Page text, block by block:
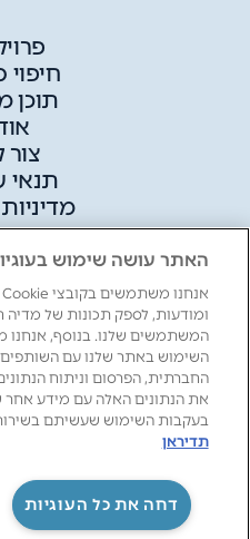
חיפוי
תוכן
תנאי
האתר עושה שימוש
ומודעות, לספק תכונות של
המשתמשים שלנו. בנוסף, אנחנו
השימוש באתר שלנו עם
החברתית, הפרסום וניתוח
את הנתונים האלה עם מידע
בעקבות השימוש שעשיתם
תדיראן
‏דחה את כל העוגיות